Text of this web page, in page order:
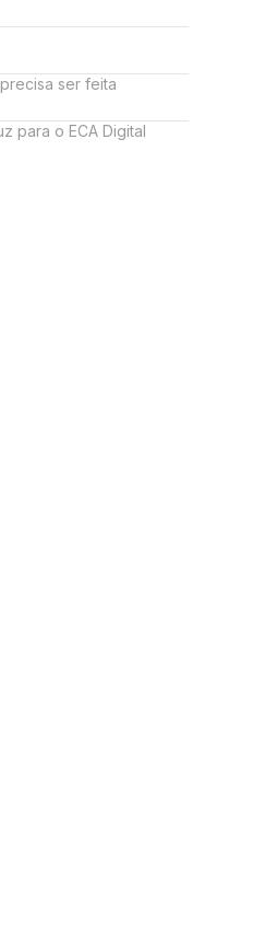
ser feita
para o ECA Digital